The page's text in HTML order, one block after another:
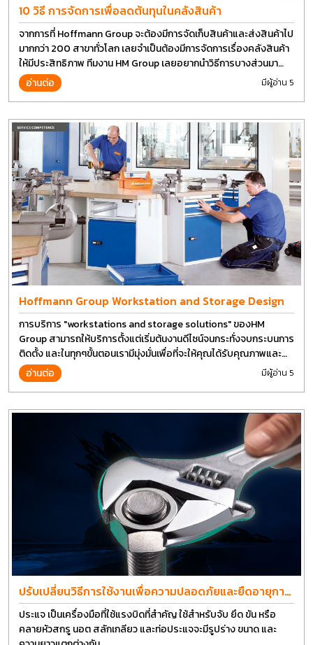
10 วิธี การจัดการเพื่อลดต้นทุนในคลังสินค้า
จากการที่ Hoffmann Group จะต้องมีการจัดเก็บสินค้าและส่งสินค้าไป
มากกว่า 200 สาขาทั่วโลก เลยจำเป็นต้องมีการจัดการเรื่องคลังสินค้า
ให้มีประสิทธิภาพ ทีมงาน HM Group เลยอยากนำวิธีการบางส่วนมา
แบ่งปันกัน
อ่านต่อ มีผู้อ่าน 5
Hoffmann Group Workstation and Storage Design
การบริการ "workstations and storage solutions" ของHM
Group สามารถให้บริการตั้งแต่เริ่มต้นงานดีไซน์จนกระทั่งจบกระบนการ
ติดตั้ง และในทุกๆขั้นตอนเรามีมุ่งมั่นเพื่อที่จะให้คุณได้รับคุณภาพและ
การที่งานที่ดีที่สุด บนต้นทุนที่ดีที่สุดเช่นกัน
อ่านต่อ มีผู้อ่าน 5
ปรับเปลี่ยนวิธีการใช้งานเพื่อความปลอดภัยและยืดอายุการ
ใช้งานประแจได้อีกนาน
ประแจ เป็นเครื่องมือที่ใช้แรงบิดที่สำคัญ ใช้สำหรับจับ ยึด ขัน หรือ
คลายหัวสกรู นอต สลักเกลียว และท่อประแจจะมีรูปร่าง ขนาด และ